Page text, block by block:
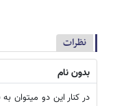
نظرات
بدون نام
در کنار این دو میتوان به قضیه 18 میلیارد دلار کشف شده توسط پلیس